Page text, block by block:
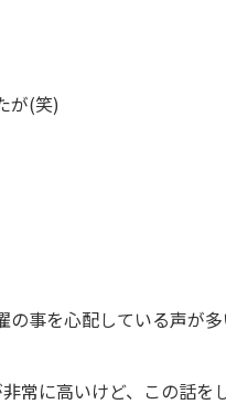
が(笑)
事を心配している声が多
常に高いけど、この話を